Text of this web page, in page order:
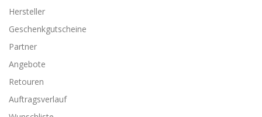
Hersteller
Geschenkgutscheine
Partner
Angebote
Retouren
Auftragsverlauf